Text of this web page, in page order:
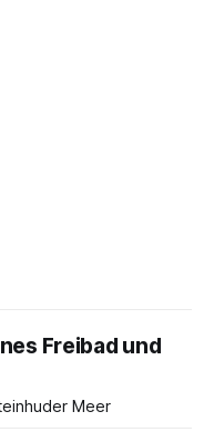
Freibad und
Meer